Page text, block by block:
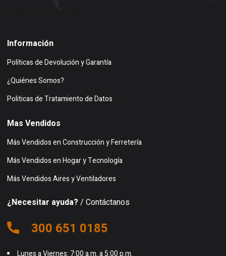
Información
Políticas de Devolución y Garantía
¿Quiénes Somos?
Politicas de Tratamiento de Datos
Mas Vendidos
Más Vendidos en Construcción y Ferretería
Más Vendidos en Hogar y Tecnología
Más Vendidos Aires y Ventiladores
¿Necesitar ayuda? / Contáctanos
300 651 0185
Lunes a Viernes: 7:00 a.m. a 5:00 p.m.